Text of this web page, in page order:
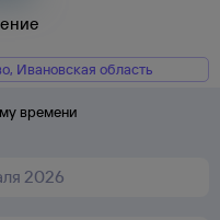
Ивановская область
времени
2026